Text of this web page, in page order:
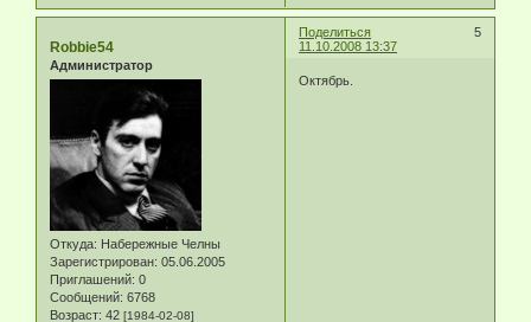
Поделиться
5
11.10.2008 13:37
Robbie54
Администратор
Откуда: Набережные Челны
Зарегистрирован: 05.06.2005
Приглашений: 0
Сообщений: 6768
Возраст: 42 [1984-02-08]
Октябрь.